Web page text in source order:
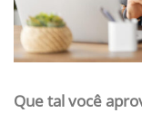
Que tal você